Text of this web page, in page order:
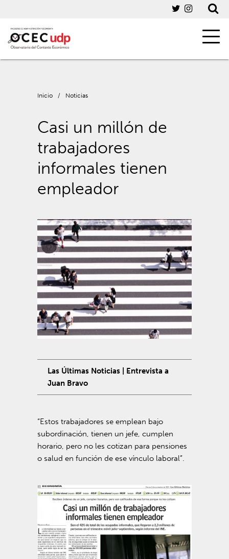
Inicio / Noticias
Casi un millón de
trabajadores
informales tienen
empleador
Las Últimas Noticias | Entrevista a
Juan Bravo
“Estos trabajadores se emplean bajo
subordinación, tienen un jefe, cumplen
horario, pero no les cotizan para pensiones
o salud en función de ese vínculo laboral”.